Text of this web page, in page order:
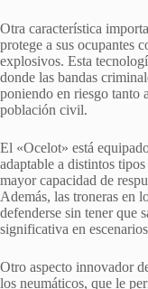
Otra característica
protege a sus ocupantes
explosivos. Esta
donde las bandas
poniendo en riesgo tanto
población civil.
El «Ocelot» está
adaptable a distintos
mayor capacidad de
Además, las troneras en
defenderse sin tener que
significativa en
Otro aspecto innovador
los neumáticos, que le